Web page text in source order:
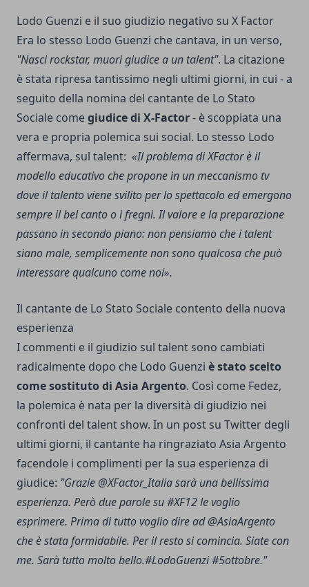
Lodo Guenzi e il suo giudizio negativo su X Factor
Era lo stesso Lodo Guenzi che cantava, in un verso,
"Nasci rockstar, muori giudice a un talent". La citazione
è stata ripresa tantissimo negli ultimi giorni, in cui - a
seguito della nomina del cantante de Lo Stato
Sociale comegiudice di X-Factor- è scoppiata una
vera e propria polemica sui social. Lo stesso Lodo
affermava, sul talent: «Il problema di XFactor è il
modello educativo che propone in un meccanismo tv
dove il talento viene svilito per lo spettacolo ed emergono
sempre il bel canto o i fregni. Il valore e la preparazione
passano in secondo piano: non pensiamo che i talent
siano male, semplicemente non sono qualcosa che può
interessare qualcuno come noi».
Il cantante de Lo Stato Sociale contento della nuova
esperienza
I commenti e il giudizio sul talent sono cambiati
radicalmente dopo che Lodo Guenzi è stato scelto
come sostituto di Asia Argento. Così come Fedez,
la polemica è nata per la diversità di giudizio nei
confronti del talent show. In un post su Twitter degli
ultimi giorni, il cantante ha ringraziato Asia Argento
facendole i complimenti per la sua esperienza di
giudice: "Grazie @XFactor_Italiasarà una bellissima
esperienza. Però due parole su#XF12le voglio
esprimere. Prima di tutto voglio dire ad@AsiaArgento
che è stata formidabile. Per il resto si comincia. Siate con
me. Sarà tutto molto bello.#LodoGuenzi#5ottobre."